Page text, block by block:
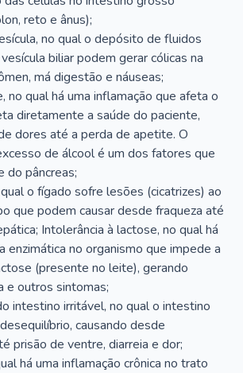
reto e ânus);
no qual o depósito de fluidos
biliar podem gerar cólicas na
má digestão e náuseas;
no qual há uma inflamação que afeta o
diretamente a saúde do paciente,
dores até a perda de apetite. O
de álcool é um dos fatores que
do pâncreas;
o fígado sofre lesões (cicatrizes) ao
que podem causar desde fraqueza até
Intolerância à lactose, no qual há
enzimática no organismo que impede a
(presente no leite), gerando
e outros sintomas;
intestino irritável, no qual o intestino
causando desde
prisão de ventre, diarreia e dor;
há uma inflamação crônica no trato